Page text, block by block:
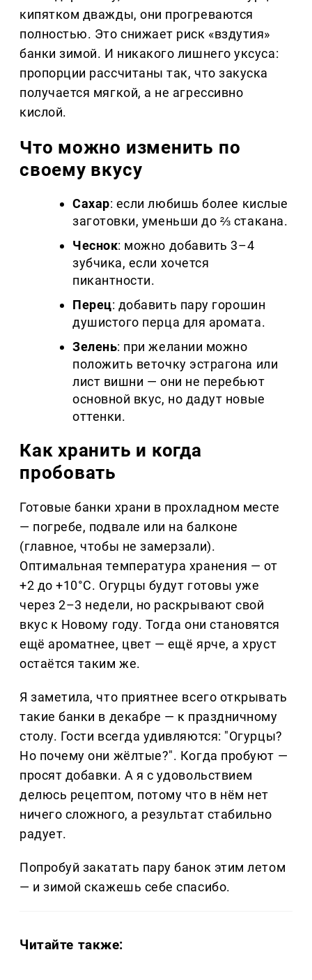
кипятком дважды, они прогреваются
полностью. Это снижает риск «вздутия»
банки зимой. И никакого лишнего уксуса:
пропорции рассчитаны так, что закуска
получается мягкой, а не агрессивно
кислой.
Что можно изменить по
своему вкусу
Сахар: если любишь более кислые
заготовки, уменьши до ⅔ стакана.
Чеснок: можно добавить 3–4
зубчика, если хочется
пикантности.
Перец: добавить пару горошин
душистого перца для аромата.
Зелень: при желании можно
положить веточку эстрагона или
лист вишни — они не перебьют
основной вкус, но дадут новые
оттенки.
Как хранить и когда
пробовать
Готовые банки храни в прохладном месте
— погребе, подвале или на балконе
(главное, чтобы не замерзали).
Оптимальная температура хранения — от
+2 до +10°C. Огурцы будут готовы уже
через 2–3 недели, но раскрывают свой
вкус к Новому году. Тогда они становятся
ещё ароматнее, цвет — ещё ярче, а хруст
остаётся таким же.
Я заметила, что приятнее всего открывать
такие банки в декабре — к праздничному
столу. Гости всегда удивляются: "Огурцы?
Но почему они жёлтые?". Когда пробуют —
просят добавки. А я с удовольствием
делюсь рецептом, потому что в нём нет
ничего сложного, а результат стабильно
радует.
Попробуй закатать пару банок этим летом
— и зимой скажешь себе спасибо.
Читайте также: